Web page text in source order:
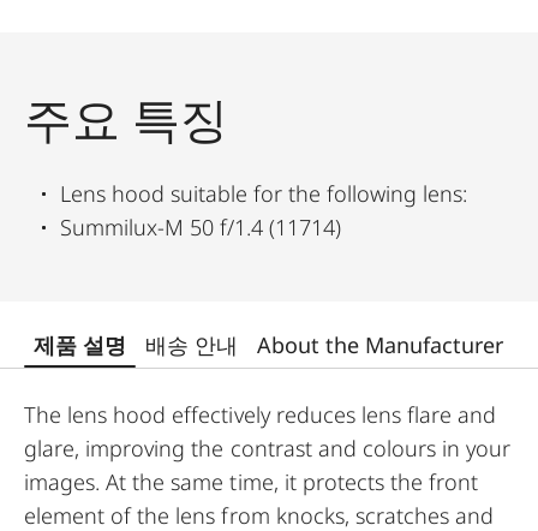
주요 특징
Lens hood suitable for the following lens:
Summilux-M 50 f/1.4 (11714)
제품 설명 배송 안내 About the Manufacturer
The lens hood effectively reduces lens flare and
glare, improving the contrast and colours in your
images. At the same time, it protects the front
element of the lens from knocks, scratches and